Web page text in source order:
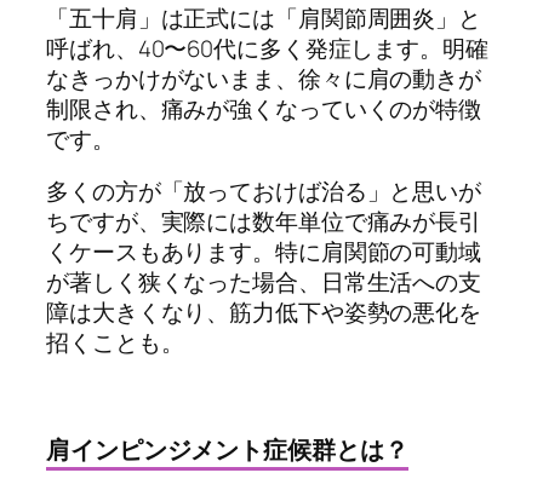
「五十肩」は正式には「肩関節周囲炎」と
呼ばれ、40〜60代に多く発症します。明確
なきっかけがないまま、徐々に肩の動きが
制限され、痛みが強くなっていくのが特徴
です。
多くの方が「放っておけば治る」と思いが
ちですが、実際には数年単位で痛みが長引
くケースもあります。特に肩関節の可動域
が著しく狭くなった場合、日常生活への支
障は大きくなり、筋力低下や姿勢の悪化を
招くことも。
肩インピンジメント症候群とは？